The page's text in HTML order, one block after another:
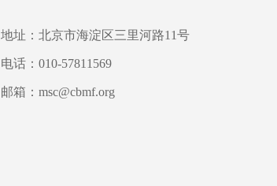
地址：北京市海淀区三里河路11号
电话：010-57811569
邮箱：msc@cbmf.org